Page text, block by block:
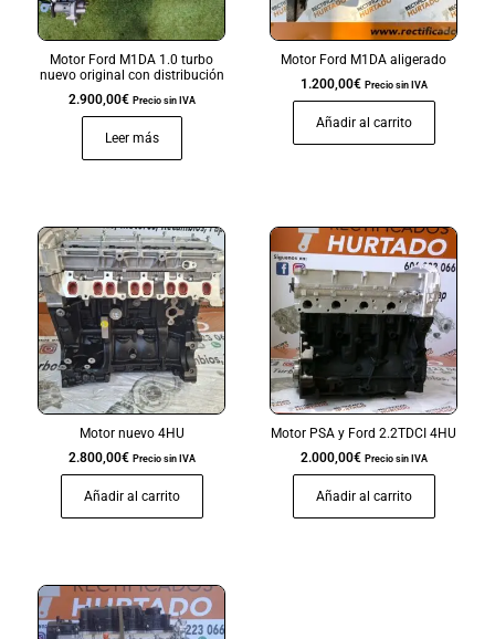
Motor Ford M1DA 1.0 turbo
nuevo original con distribución
2.900,00€ Precio sin IVA
Leer más
Motor Ford M1DA aligerado
1.200,00€ Precio sin IVA
Añadir al carrito
Motor nuevo 4HU
2.800,00€ Precio sin IVA
Añadir al carrito
Motor PSA y Ford 2.2TDCI 4HU
2.000,00€ Precio sin IVA
Añadir al carrito